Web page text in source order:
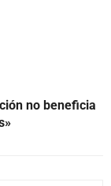
no beneficia